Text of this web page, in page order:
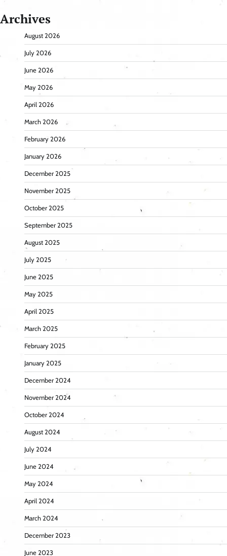
Archives
August 2026
July 2026
June 2026
May 2026
April 2026
March 2026
February 2026
January 2026
December 2025
November 2025
October 2025
September 2025
August 2025
July 2025
June 2025
May 2025
April 2025
March 2025
February 2025
January 2025
December 2024
November 2024
October 2024
August 2024
July 2024
June 2024
May 2024
April 2024
March 2024
December 2023
June 2023